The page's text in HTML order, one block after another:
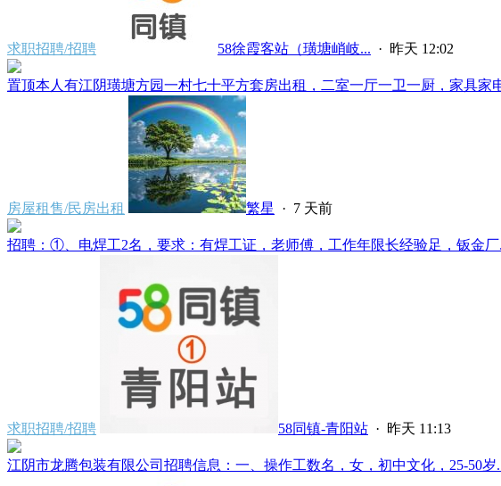
求职招聘/招聘 58徐霞客站（璜塘峭岐... · 昨天 12:02
置顶本人有江阴璜塘方园一村七十平方套房出租，二室一厅一卫一厨，家具家
房屋租售/民房出租 繁星 · 7 天前
招聘：①、电焊工2名，要求：有焊工证，老师傅，工作年限长经验足，钣金厂
求职招聘/招聘 58同镇-青阳站 · 昨天 11:13
江阴市龙腾包装有限公司招聘信息：一、操作工数名，女，初中文化，25-50岁